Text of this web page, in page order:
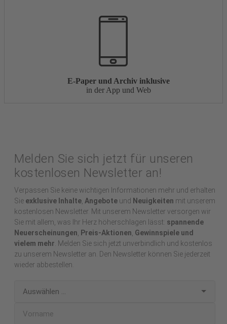
E-Paper und Archiv inklusive
in der App und Web
Melden Sie sich jetzt für unseren
kostenlosen Newsletter an!
Verpassen Sie keine wichtigen Informationen mehr und erhalten
Sie exklusive Inhalte, Angebote und Neuigkeiten mit unserem
kostenlosen Newsletter. Mit unserem Newsletter versorgen wir
Sie mit allem, was Ihr Herz höherschlagen lässt: spannende
Neuerscheinungen, Preis-Aktionen, Gewinnspiele und
vielem mehr . Melden Sie sich jetzt unverbindlich und kostenlos
zu unserem Newsletter an. Den Newsletter können Sie jederzeit
wieder abbestellen.